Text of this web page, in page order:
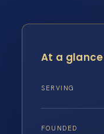
At a glance
SERVING
FOUNDED